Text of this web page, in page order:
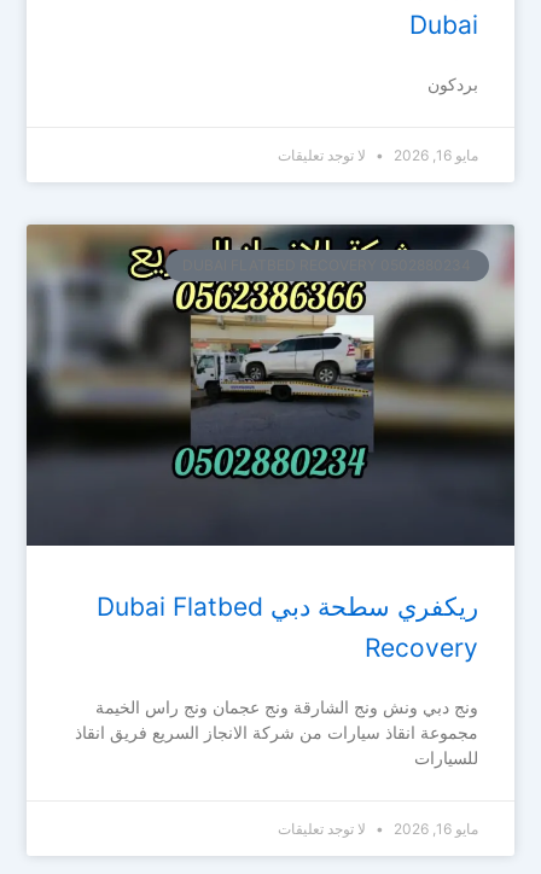
Dubai
بردكون
مايو 16, 2026 لا توجد تعليقات
ريكفري سطحة دبي Dubai Flatbed
Recovery
ونج دبي ونش ونج الشارقة ونج عجمان ونج راس الخيمة
مجموعة انقاذ سيارات من شركة الانجاز السريع فريق انقاذ
للسيارات
مايو 16, 2026 لا توجد تعليقات